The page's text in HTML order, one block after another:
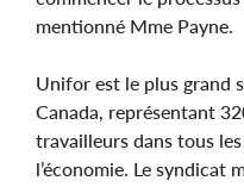
mentionné Mme Payne.
Unifor est le plus grand
Canada, représentant
travailleurs dans tous
l’économie. Le syndicat